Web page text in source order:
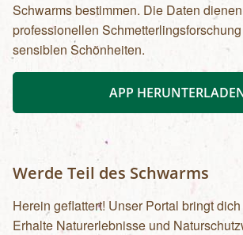
Schwarms bestimmen. Die Daten
professionellen
sensiblen Schönheiten.
APP
Werde Teil des Schwarms
Herein geflattert! Unser Portal bringt
Erhalte Naturerlebnisse und